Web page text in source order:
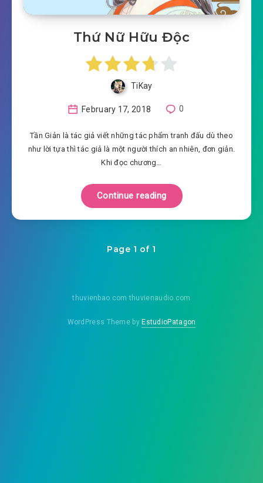
Thứ Nữ Hữu Độc
TiKay
February 17, 2018 0
Tần Giản là tác giả viết những tác phẩm tranh đấu dù theo
như lời tựa thì tác giả là một người thích an nhiên, đơn giản.
Khi đọc chương…
Continue reading
Page 1 of 1
thuvienbao.com thuvienaudio.com
WordPress Theme byEstudioPatagon